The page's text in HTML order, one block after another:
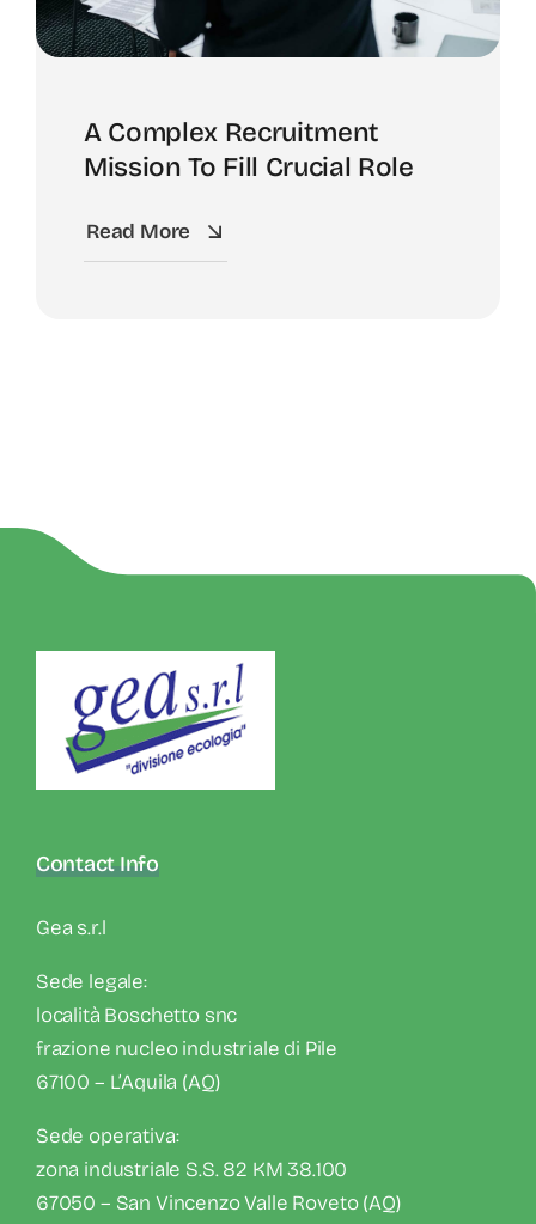
A Complex Recruitment
Mission To Fill Crucial Role
Read More
Contact Info
Gea s.r.l
Sede legale:
località Boschetto snc
frazione nucleo industriale di Pile
67100 – L’Aquila (AQ)
Sede operativa:
zona industriale S.S. 82 KM 38.100
67050 – San Vincenzo Valle Roveto (AQ)